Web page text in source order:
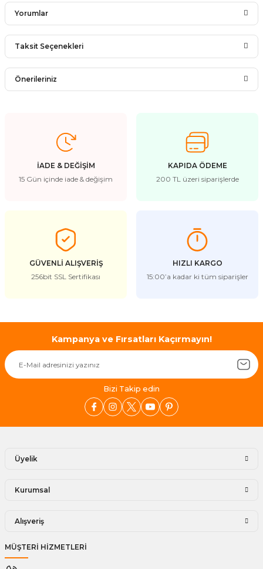
Yorumlar
Bu ürüne ilk yorumu siz yapın!
Taksit Seçenekleri
Önerileriniz
kullanarak tarafımıza iletebilirsiniz.
Görüş ve önerileriniz için teşekkür ederiz.
Ürün resmi kalitesiz, bozuk veya görüntülenemiyor.
Ürün fiyatı diğer sitelerden daha pahalı.
Bu ürüne benzer farklı alternatifler olmalı.
Gönder
İADE & DEĞİŞİM
15 Gün içinde iade & değişim
KAPIDA ÖDEME
200 TL üzeri siparişlerde
GÜVENLİ ALIŞVERİŞ
256bit SSL Sertifikası
HIZLI KARGO
15:00’a kadar ki tüm siparişler
Kampanya ve Fırsatları Kaçırmayın!
Bizi Takip edin
Üyelik
Kurumsal
Alışveriş
MÜŞTERİ HİZMETLERİ